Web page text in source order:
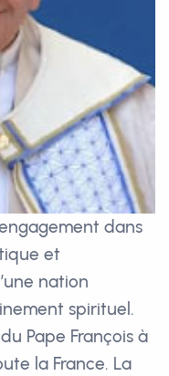
dans
et
nation
spirituel.
Pape François à
la France. La